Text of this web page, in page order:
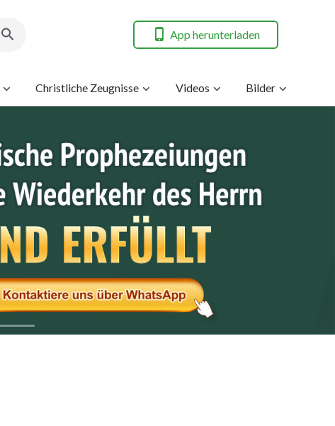
App herunterladen
Christliche Zeugnisse Videos Bilder